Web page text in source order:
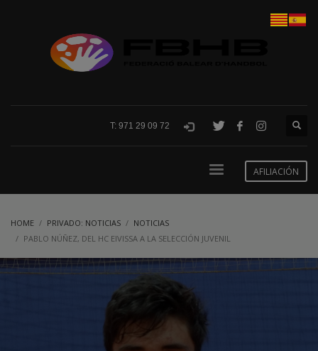
T: 971 29 09 72
AFILIACIÓN
HOME PRIVADO: NOTICIAS
NOTICIAS
PABLO NÚÑEZ, DEL HC EIVISSA A LA SELECCIÓN JUVENIL